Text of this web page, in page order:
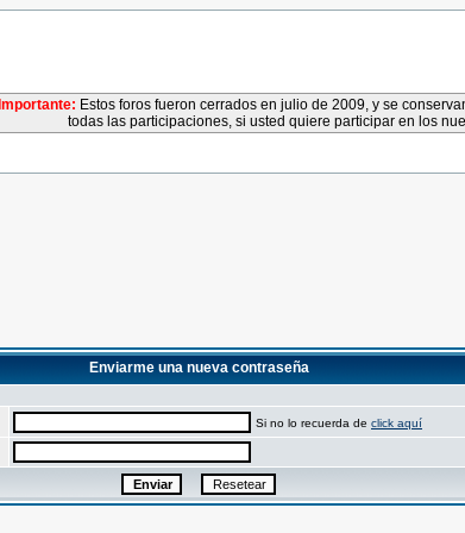
Importante: Estos foros fueron cerrados en julio de 2009, y se
todas las participaciones, si usted quiere participar en los
Enviarme una nueva contraseña
Si no lo recuerda de click aquí